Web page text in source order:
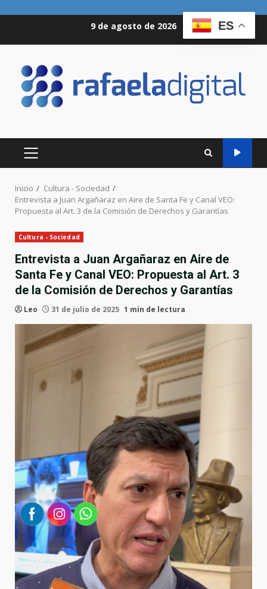
9 de agosto de 2026
MENÚ
PRINCIPAL
Inicio
Cultura - Sociedad
Entrevista a Juan Argañaraz en Aire de Santa Fe y Canal VEO:
Propuesta al Art. 3 de la Comisión de Derechos y Garantías
Cultura - Sociedad
Entrevista a Juan Argañaraz en Aire de
Santa Fe y Canal VEO: Propuesta al Art. 3
de la Comisión de Derechos y Garantías
Leo 31 de julio de 2025 1 min de lectura
ES